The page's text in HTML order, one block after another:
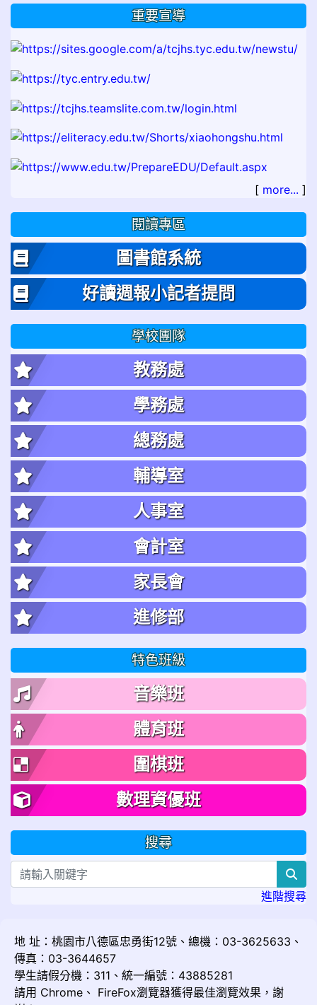
重要宣導
[ more... ]
閱讀專區
圖書館系統
好讀週報小記者提問
學校團隊
教務處
學務處
總務處
輔導室
人事室
會計室
家長會
進修部
特色班級
音樂班
體育班
圍棋班
數理資優班
搜尋
進階搜尋
地 址：桃園市八德區忠勇街12號、總機：03-3625633、
傳真：03-3644657
學生請假分機：311、統一編號：43885281
請用 Chrome 、 FireFox瀏覽器獲得最佳瀏覽效果，謝